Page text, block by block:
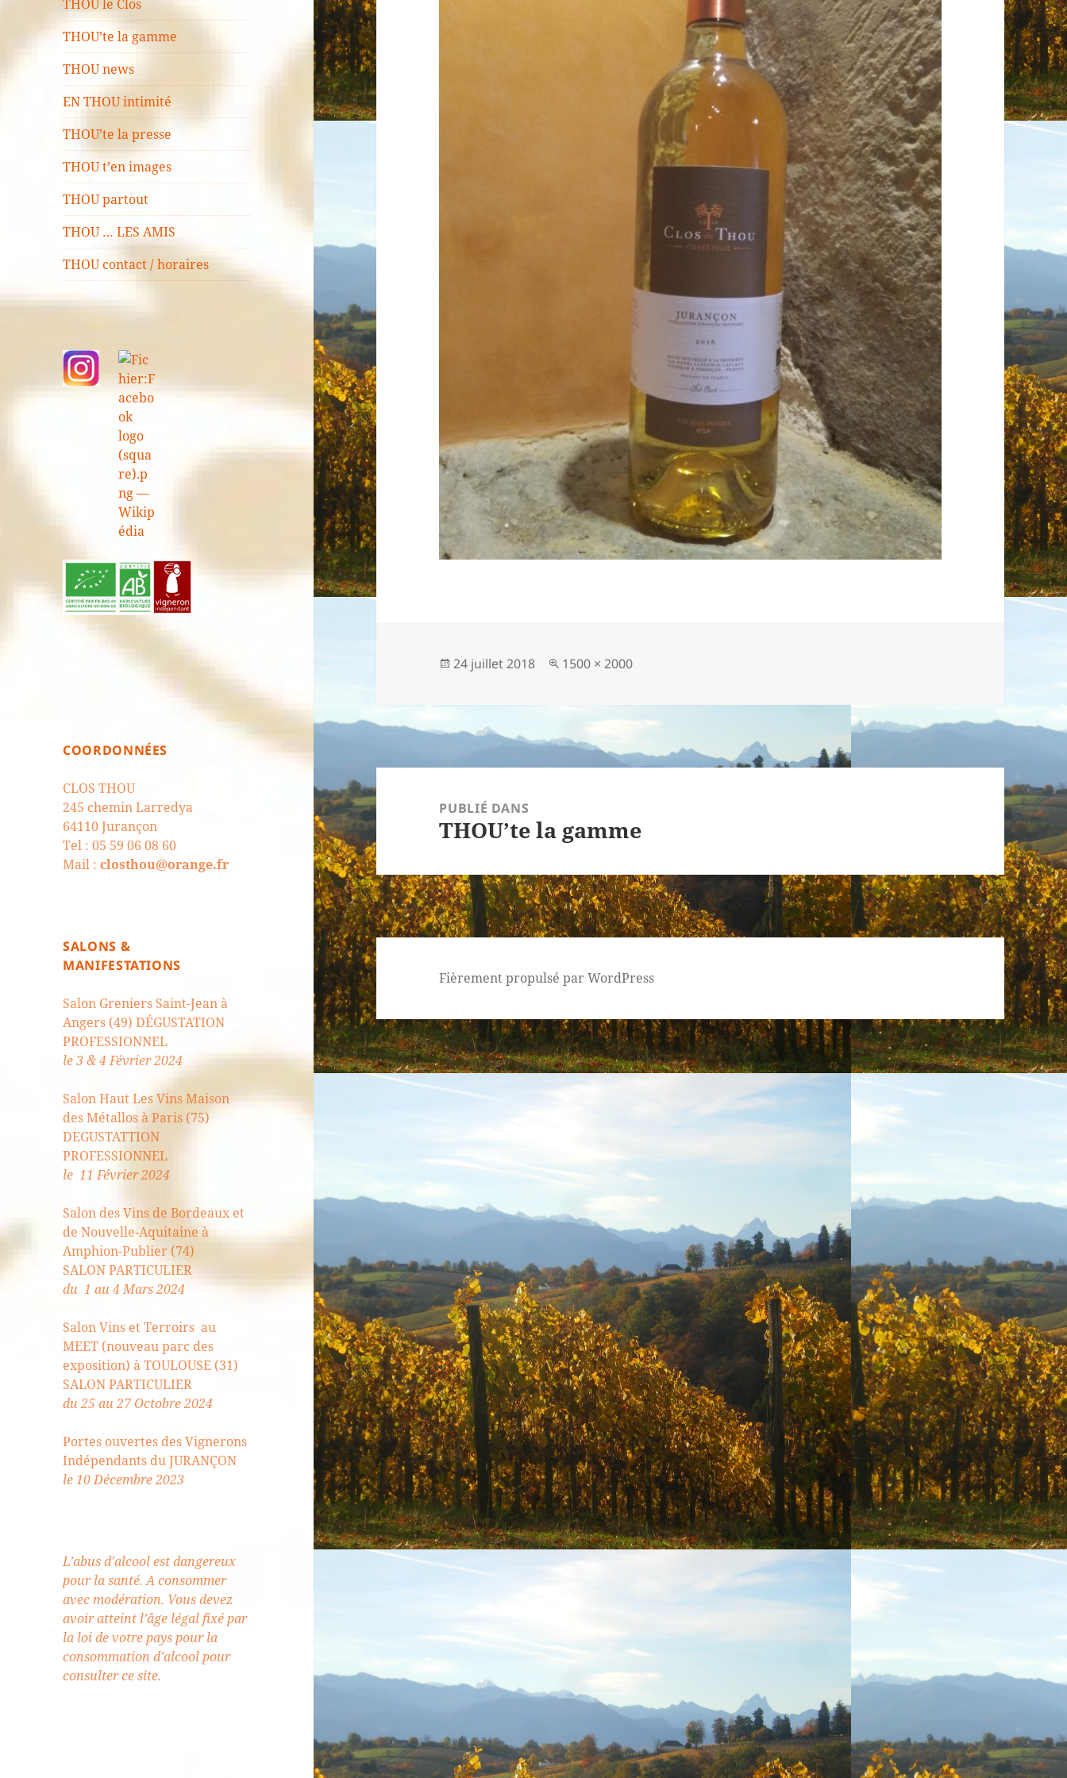
THOU le Clos
THOU’te la gamme
THOU news
EN THOU intimité
THOU’te la presse
THOU t’en images
THOU partout
THOU … LES AMIS
THOU contact / horaires
COORDONNÉES
CLOS THOU
245 chemin Larredya
64110 Jurançon
Tel : 05 59 06 08 60
Mail :closthou@orange.fr
SALONS &
MANIFESTATIONS
Salon Greniers Saint-Jean à
Angers (49) DÉGUSTATION
PROFESSIONNEL
le 3 & 4 Février 2024
Salon Haut Les Vins Maison
des Métallos à Paris (75)
DEGUSTATTION
PROFESSIONNEL
le 11 Février 2024
Salon des Vins de Bordeaux et
de Nouvelle-Aquitaine à
Amphion-Publier (74)
SALON PARTICULIER
du 1 au 4 Mars 2024
Salon Vins et Terroirs au
MEET (nouveau parc des
exposition) à TOULOUSE (31)
SALON PARTICULIER
du 25 au 27 Octobre 2024
Portes ouvertes des Vignerons
Indépendants du JURANÇON
le 10 Décembre 2023
L’abus d’alcool est dangereux
pour la santé. A consommer
avec modération. Vous devez
avoir atteint l’âge légal fixé par
la loi de votre pays pour la
consommation d’alcool pour
consulter ce site.
Publié
24 juillet 2018
Taille
1500 × 2000
PUBLIÉ DANS
THOU’te la gamme
Fièrement propulsé par WordPress